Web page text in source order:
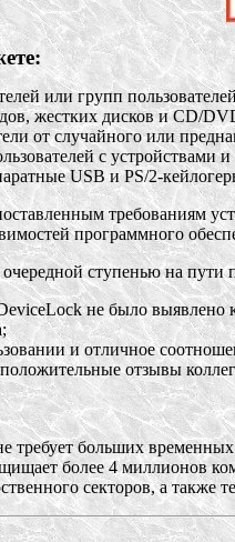
или групп
жестких дисков и CD/
от случайного или
с
USB и PS/2-
требованиям
программного
очередной ступенью на
не было
и отличное
отзывы коллег
требует больших
более 4 миллионов
секторов, а